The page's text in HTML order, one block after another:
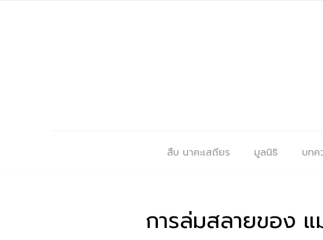
สืบ นาคะเสถียร มูลนิธิ บทค
การล่มสลายของ